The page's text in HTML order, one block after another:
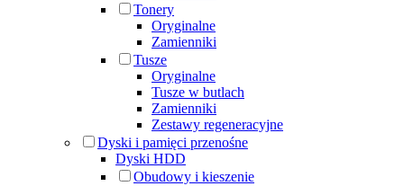
Tonery
Oryginalne
Zamienniki
Tusze
Oryginalne
Tusze w butlach
Zamienniki
Zestawy regeneracyjne
Dyski i pamięci przenośne
Dyski HDD
Obudowy i kieszenie